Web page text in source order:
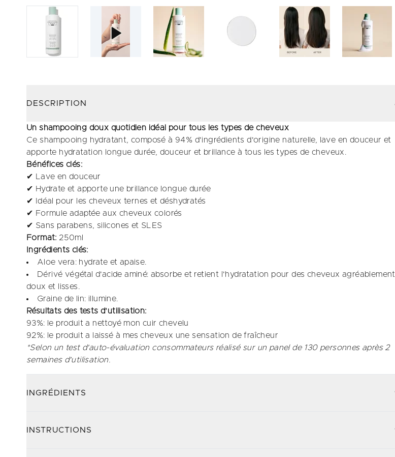
DESCRIPTION
Un shampooing doux quotidien idéal pour tous les types de cheveux
Ce shampooing hydratant, composé à 94% d'ingrédients d'origine naturelle, lave en douceur et
apporte hydratation longue durée, douceur et brillance à tous les types de cheveux.
Bénéfices clés:
✔ Lave en douceur
✔ Hydrate et apporte une brillance longue durée
✔ Idéal pour les cheveux ternes et déshydratés
✔ Formule adaptée aux cheveux colorés
✔ Sans parabens, silicones et SLES
Format: 250ml
Ingrédients clés:
Aloe vera: hydrate et apaise.​
Dérivé végétal d'acide aminé: absorbe et retient l'hydratation pour des cheveux agréablement
doux et lisses.​
Graine de lin: illumine.
Résultats des tests d'utilisation:
93%: le produit a nettoyé mon cuir chevelu​
92%: le produit a laissé à mes cheveux une sensation de fraîcheur​
*Selon un test d'auto-évaluation consommateurs réalisé sur un panel de 130 personnes après 2
semaines d'utilisation.
INGRÉDIENTS
INSTRUCTIONS